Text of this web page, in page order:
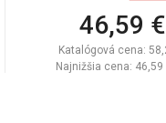
46,59 €
Katalógová cena:
Najnižšia cena: 46,59